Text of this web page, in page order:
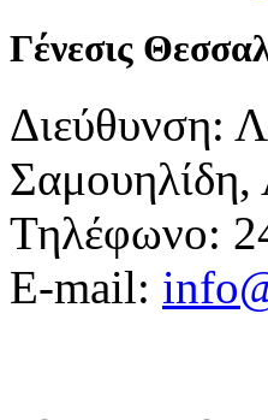
Γένεσις
Διεύθυνση:
Τηλέφωνο:
E-mail: